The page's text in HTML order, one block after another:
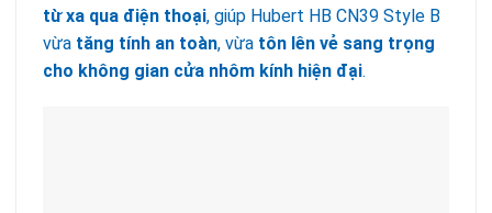
từ xa qua điện thoại, giúp Hubert HB CN39 Style B
vừa tăng tính an toàn, vừa tôn lên vẻ sang trọng
cho không gian cửa nhôm kính hiện đại.